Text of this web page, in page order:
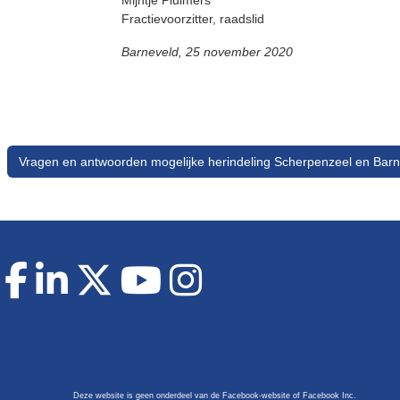
Fractievoorzitter, raadslid
Barneveld, 25 november 2020
Vragen en antwoorden mogelijke herindeling Scherpenzeel en
Deze website is geen onderdeel van de Facebook-website of Facebook Inc.